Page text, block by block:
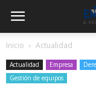
Inicio Actualidad
Actualidad Empresa
Gestión de equipos